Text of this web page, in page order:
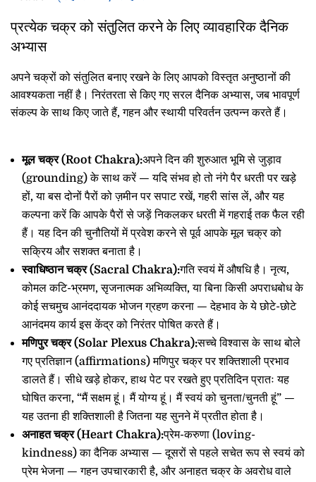
प्रत्येक चक्र को संतुलित करने के लिए व्यावहारिक दैनिक
अभ्यास
अपने चक्रों को संतुलित बनाए रखने के लिए आपको विस्तृत अनुष्ठानों की
आवश्यकता नहीं है। निरंतरता से किए गए सरल दैनिक अभ्यास, जब भावपूर्ण
संकल्प के साथ किए जाते हैं, गहन और स्थायी परिवर्तन उत्पन्न करते हैं।
मूल चक्र (Root Chakra):अपने दिन की शुरुआत भूमि से जुड़ाव
(grounding) के साथ करें — यदि संभव हो तो नंगे पैर धरती पर खड़े
हों, या बस दोनों पैरों को ज़मीन पर सपाट रखें, गहरी सांस लें, और यह
कल्पना करें कि आपके पैरों से जड़ें निकलकर धरती में गहराई तक फैल रही
हैं। यह दिन की चुनौतियों में प्रवेश करने से पूर्व आपके मूल चक्र को
सक्रिय और सशक्त बनाता है।
स्वाधिष्ठान चक्र (Sacral Chakra):गति स्वयं में औषधि है। नृत्य,
कोमल कटि-भ्रमण, सृजनात्मक अभिव्यक्ति, या बिना किसी अपराधबोध के
कोई सचमुच आनंददायक भोजन ग्रहण करना — देहभाव के ये छोटे-छोटे
आनंदमय कार्य इस केंद्र को निरंतर पोषित करते हैं।
मणिपुर चक्र (Solar Plexus Chakra):सच्चे विश्वास के साथ बोले
गए प्रतिज्ञान (affirmations) मणिपुर चक्र पर शक्तिशाली प्रभाव
डालते हैं। सीधे खड़े होकर, हाथ पेट पर रखते हुए प्रतिदिन प्रातः यह
घोषित करना, “मैं सक्षम हूं। मैं योग्य हूं। मैं स्वयं को चुनता/चुनती हूं” —
यह उतना ही शक्तिशाली है जितना यह सुनने में प्रतीत होता है।
अनाहत चक्र (Heart Chakra):प्रेम-करुणा (loving-
kindness) का दैनिक अभ्यास — दूसरों से पहले सचेत रूप से स्वयं को
प्रेम भेजना — गहन उपचारकारी है, और अनाहत चक्र के अवरोध वाले